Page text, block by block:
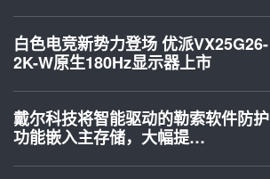
白色电竞新势力登场 优派VX25G26-
2K-W原生180Hz显示器上市
戴尔科技将智能驱动的勒索软件防护
功能嵌入主存储，大幅提…